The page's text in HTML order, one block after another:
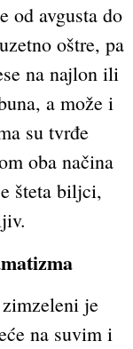
od avgusta do
oštre, pa
na najlon ili
a može i
su tvrđe
oba načina
šteta biljci,
je
na suvim i